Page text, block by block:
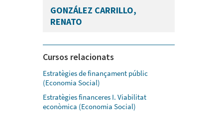
GONZÁLEZ CARRILLO,
RENATO
Cursos relacionats
Estratègies de finançament públic
(Economia Social)
Estratègies financeres I. Viabilitat
econòmica (Economia Social)